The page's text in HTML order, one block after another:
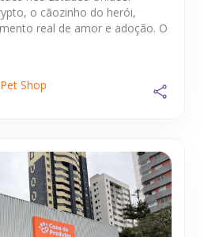
o cãozinho do herói,
real de amor e adoção. O
Shop